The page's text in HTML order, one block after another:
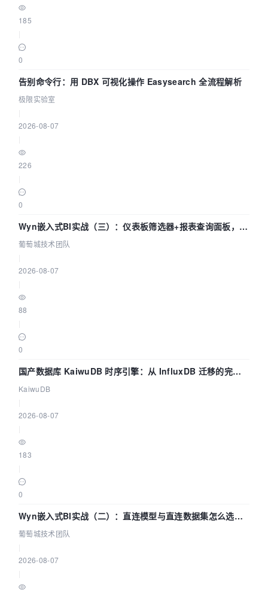
185
0
告别命令行：用 DBX 可视化操作 Easysearch 全流程解析
极限实验室
2026-08-07
226
0
Wyn嵌入式BI实战（三）：仪表板筛选器+报表查询面板，参
数联动全闭环
葡萄城技术团队
2026-08-07
88
0
国产数据库 KaiwuDB 时序引擎：从 InfluxDB 迁移的完整
技术路径
KaiwuDB
2026-08-07
183
0
Wyn嵌入式BI实战（二）：直连模型与直连数据集怎么选，
参数为什么不生效？| 葡萄城技术团队
葡萄城技术团队
2026-08-07